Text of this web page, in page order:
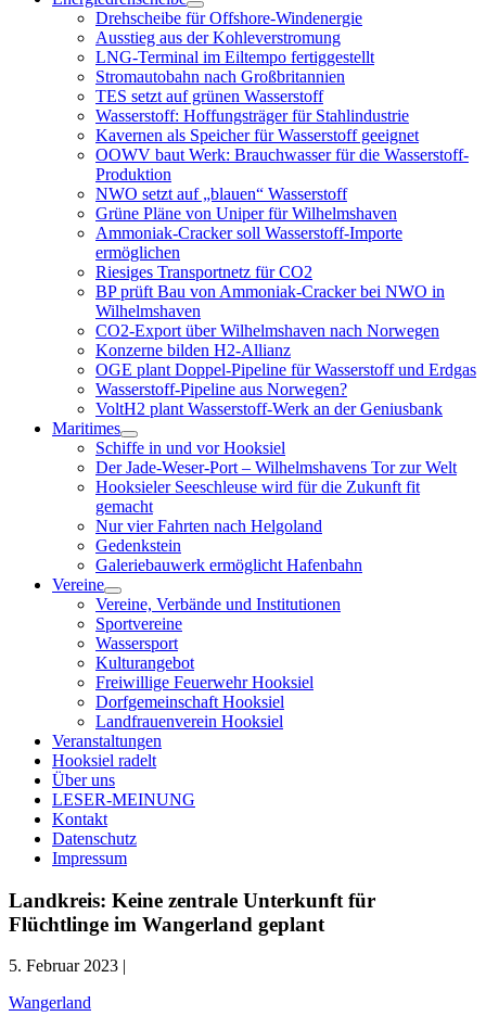
Menü
öffnen
Drehscheibe für Offshore-Windenergie
Ausstieg aus der Kohleverstromung
LNG-Terminal im Eiltempo fertiggestellt
Stromautobahn nach Großbritannien
TES setzt auf grünen Wasserstoff
Wasserstoff: Hoffungsträger für Stahlindustrie
Kavernen als Speicher für Wasserstoff geeignet
OOWV baut Werk: Brauchwasser für die Wasserstoff-
Produktion
NWO setzt auf „blauen“ Wasserstoff
Grüne Pläne von Uniper für Wilhelmshaven
Ammoniak-Cracker soll Wasserstoff-Importe
ermöglichen
Riesiges Transportnetz für CO2
BP prüft Bau von Ammoniak-Cracker bei NWO in
Wilhelmshaven
CO2-Export über Wilhelmshaven nach Norwegen
Konzerne bilden H2-Allianz
OGE plant Doppel-Pipeline für Wasserstoff und Erdgas
Wasserstoff-Pipeline aus Norwegen?
VoltH2 plant Wasserstoff-Werk an der Geniusbank
Maritimes
Menü
öffnen
Schiffe in und vor Hooksiel
Der Jade-Weser-Port – Wilhelmshavens Tor zur Welt
Hooksieler Seeschleuse wird für die Zukunft fit
gemacht
Nur vier Fahrten nach Helgoland
Gedenkstein
Galeriebauwerk ermöglicht Hafenbahn
Vereine
Menü
öffnen
Vereine, Verbände und Institutionen
Sportvereine
Wassersport
Kulturangebot
Freiwillige Feuerwehr Hooksiel
Dorfgemeinschaft Hooksiel
Landfrauenverein Hooksiel
Veranstaltungen
Hooksiel radelt
Über uns
LESER-MEINUNG
Kontakt
Datenschutz
Impressum
Landkreis: Keine zentrale Unterkunft für
Flüchtlinge im Wangerland geplant
5. Februar 2023 |
Wangerland